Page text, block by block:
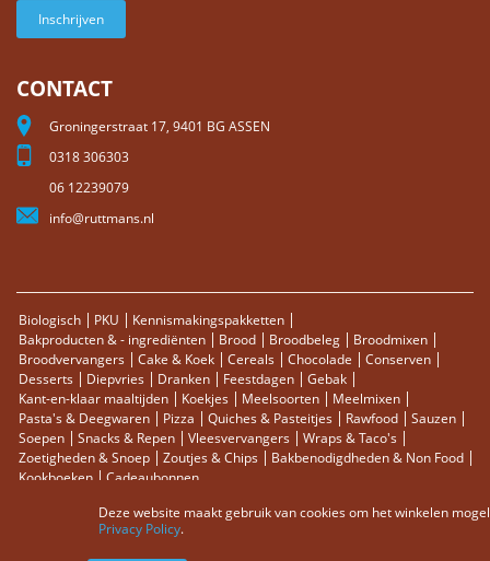
Inschrijven
CONTACT
Groningerstraat 17, 9401 BG ASSEN
0318 306303
06 12239079
info@ruttmans.nl
Biologisch PKU
Kennismakingspakketten
Bakproducten & - ingrediënten
Brood Broodbeleg
Broodmixen
Broodvervangers
Cake & Koek Cereals Chocolade
Conserven
Desserts
Diepvries Dranken Feestdagen
Gebak
Kant-en-klaar maaltijden
Koekjes Meelsoorten
Meelmixen
Pasta's & Deegwaren
Pizza Quiches & Pasteitjes Rawfood
Sauzen
Soepen
Snacks & Repen Vleesvervangers
Wraps & Taco's
Zoetigheden & Snoep
Zoutjes & Chips
Bakbenodigdheden & Non Food
Kookboeken
Cadeaubonnen
Zoektermen Zoeken
Deze website maakt gebruik van cookies om het winkelen
Privacy Policy.